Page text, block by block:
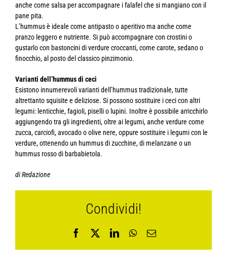
anche come salsa per accompagnare i falafel che si mangiano con il
pane pita.
L’hummus è ideale come antipasto o aperitivo ma anche come
pranzo leggero e nutriente. Si può accompagnare con crostini o
gustarlo con bastoncini di verdure croccanti, come carote, sedano o
finocchio, al posto del classico pinzimonio.
Varianti dell’hummus di ceci
Esistono innumerevoli varianti dell’hummus tradizionale, tutte
altrettanto squisite e deliziose. Si possono sostituire i ceci con altri
legumi: lenticchie, fagioli, piselli o lupini. Inoltre è possibile arricchirlo
aggiungendo tra gli ingredienti, oltre ai legumi, anche verdure come
zucca, carciofi, avocado o olive nere, oppure sostituire i legumi con le
verdure, ottenendo un hummus di zucchine, di melanzane o un
hummus rosso di barbabietola.
di Redazione
Condividi!
Facebook
X LinkedInWhatsApp
Email